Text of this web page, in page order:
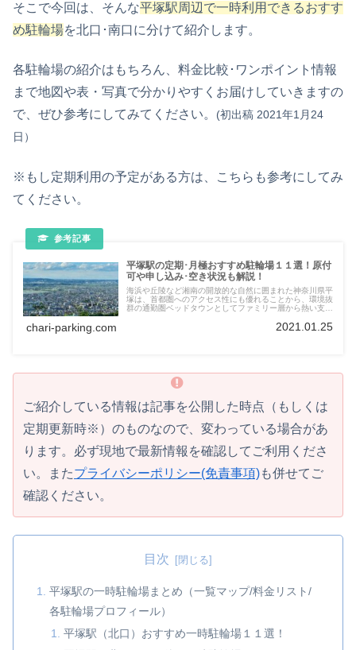
そこで今回は、そんな平塚駅周辺で一時利用できるおすす
め駐輪場を北口･南口に分けて紹介します。
各駐輪場の紹介はもちろん、料金比較･ワンポイント情報
まで地図や表・写真で分かりやすくお届けしていきますの
で、ぜひ参考にしてみてください。 (初出稿 2021年1月24
日）
※もし定期利用の予定がある方は、こちらも参考にしてみ
てください。
平塚駅の定期･月極おすすめ駐輪場１１選！原付
可や申し込み･空き状況も解説！
海浜や丘陵など湘南の開放的な自然に囲まれた神奈川県平
塚は、首都圏へのアクセス性にも優れることから、環境抜
群の通勤圏ベッドタウンとしてファミリー層から熱い支持
分けて紹介します。各駐輪場の紹介から料金比較･ワンポ
chari-parking.com 2021.01.25
ご紹介している情報は記事を公開した時点（もしくは
定期更新時※）のものなので、変わっている場合があ
ります。必ず現地で最新情報を確認してご利用くださ
い。またプライバシーポリシー(免責事項)も併せてご
確認ください。
目次
平塚駅の一時駐輪場まとめ（一覧マップ/料金リスト/
各駐輪場プロフィール）
平塚駅（北口）おすすめ一時駐輪場１１選！